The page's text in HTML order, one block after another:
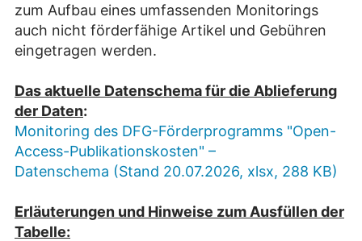
zum Aufbau eines umfassenden Monitorings
auch nicht förderfähige Artikel und Gebühren
eingetragen werden.
Das aktuelle Datenschema für die Ablieferung
der Daten:
Monitoring des DFG-Förderprogramms "Open-
Access-Publikationskosten" –
Datenschema (Stand 20.07.2026, xlsx, 288 KB)
Erläuterungen und Hinweise zum Ausfüllen der
Tabelle: